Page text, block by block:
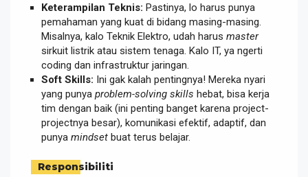
Keterampilan Teknis: Pastinya, lo harus punya
pemahaman yang kuat di bidang masing-masing.
Misalnya, kalo Teknik Elektro, udah harus master
sirkuit listrik atau sistem tenaga. Kalo IT, ya ngerti
coding dan infrastruktur jaringan.
Soft Skills: Ini gak kalah pentingnya! Mereka nyari
yang punya problem-solving skills hebat, bisa kerja
tim dengan baik (ini penting banget karena project-
projectnya besar), komunikasi efektif, adaptif, dan
punya mindset buat terus belajar.
Responsibiliti